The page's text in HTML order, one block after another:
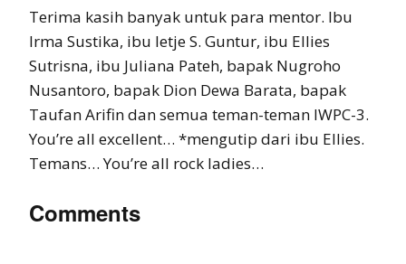
Terima kasih banyak untuk para mentor. Ibu
Irma Sustika, ibu Ietje S. Guntur, ibu Ellies
Sutrisna, ibu Juliana Pateh, bapak Nugroho
Nusantoro, bapak Dion Dewa Barata, bapak
Taufan Arifin dan semua teman-teman IWPC-3.
You’re all excellent… *mengutip dari ibu Ellies.
Temans… You’re all rock ladies…
Comments